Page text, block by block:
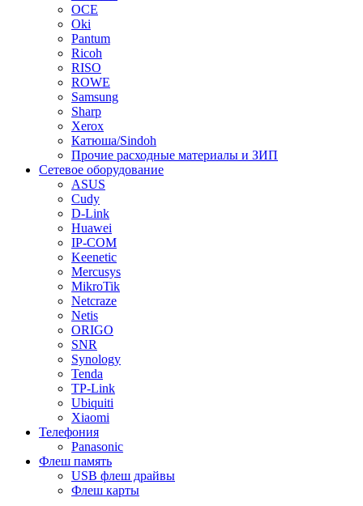
OCE
Oki
Pantum
Ricoh
RISO
ROWE
Samsung
Sharp
Xerox
Катюша/Sindoh
Прочие расходные материалы и ЗИП
Сетевое оборудование
ASUS
Cudy
D-Link
Huawei
IP-COM
Keenetic
Mercusys
MikroTik
Netcraze
Netis
ORIGO
SNR
Synology
Tenda
TP-Link
Ubiquiti
Xiaomi
Телефония
Panasonic
Флеш память
USB флеш драйвы
Флеш карты